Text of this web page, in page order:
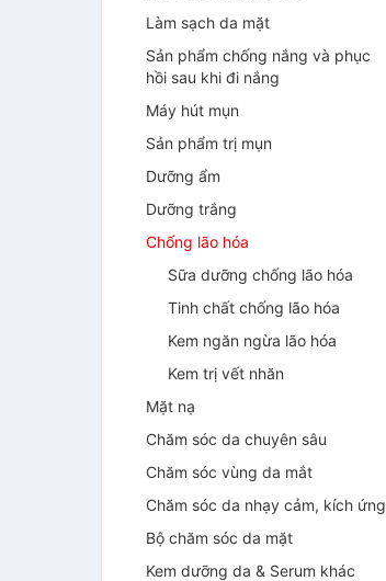
Làm sạch da mặt
Sản phẩm chống nắng và phục
hồi sau khi đi nắng
Máy hút mụn
Sản phẩm trị mụn
Dưỡng ẩm
Dưỡng trắng
Chống lão hóa
Sữa dưỡng chống lão hóa
Tinh chất chống lão hóa
Kem ngăn ngừa lão hóa
Kem trị vết nhăn
Mặt nạ
Chăm sóc da chuyên sâu
Chăm sóc vùng da mắt
Chăm sóc da nhạy cảm, kích ứng
Bộ chăm sóc da mặt
Kem dưỡng da & Serum khác